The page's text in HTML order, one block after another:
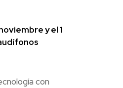
y el 1
con